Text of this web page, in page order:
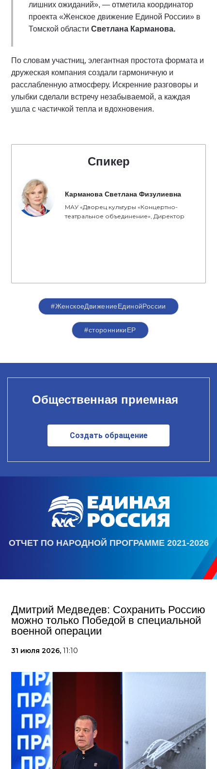
лишних ожиданий», — отметила координатор
проекта «Женское движение Единой России» в
Томской области Светлана Карманова.
По словам участниц, элегантная простота формата и
дружеская компания создали гармоничную и
расслабленную атмосферу. Искренние разговоры и
улыбки сделали встречу незабываемой, а каждая
ушла с частичкой тепла и вдохновения.
Спикер
Карманова Светлана Физулиевна
МАУ «Дворец культуры «Концертно-
театральное объединение», Директор
#ЖенскоеДвижениеЕдинойРоссии
#сторонникиЕР
Общественная приемная
Создать обращение
ОТЧЕТ ПО НАРОДНОЙ ПРОГРАММЕ 2021-2026
Дмитрий Медведев: Сохранить Россию
можно только Победой в специальной
военной операции
31 июля 2026, 11:10